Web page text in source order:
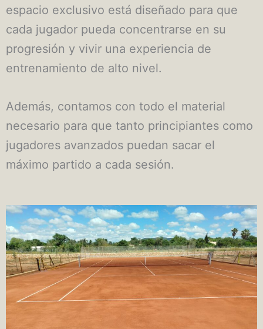
espacio exclusivo está diseñado para que
cada jugador pueda concentrarse en su
progresión y vivir una experiencia de
entrenamiento de alto nivel.
Además, contamos con todo el material
necesario para que tanto principiantes como
jugadores avanzados puedan sacar el
máximo partido a cada sesión.